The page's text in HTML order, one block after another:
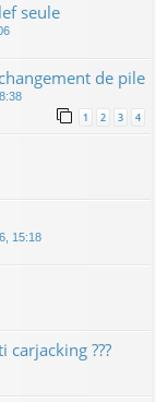
seule
de pile
1 2 3 4
15:18
???